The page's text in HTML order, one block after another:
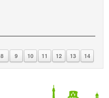
8 9 10 11 12 13 14